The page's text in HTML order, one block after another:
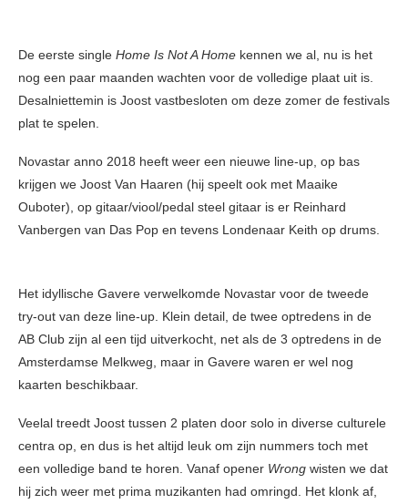
De eerste single Home Is Not A Home kennen we al, nu is het
nog een paar maanden wachten voor de volledige plaat uit is.
Desalniettemin is Joost vastbesloten om deze zomer de festivals
plat te spelen.
Novastar anno 2018 heeft weer een nieuwe line-up, op bas
krijgen we Joost Van Haaren (hij speelt ook met Maaike
Ouboter), op gitaar/viool/pedal steel gitaar is er Reinhard
Vanbergen van Das Pop en tevens Londenaar Keith op drums.
Het idyllische Gavere verwelkomde Novastar voor de tweede
try-out van deze line-up. Klein detail, de twee optredens in de
AB Club zijn al een tijd uitverkocht, net als de 3 optredens in de
Amsterdamse Melkweg, maar in Gavere waren er wel nog
kaarten beschikbaar.
Veelal treedt Joost tussen 2 platen door solo in diverse culturele
centra op, en dus is het altijd leuk om zijn nummers toch met
een volledige band te horen. Vanaf opener Wrong wisten we dat
hij zich weer met prima muzikanten had omringd. Het klonk af,